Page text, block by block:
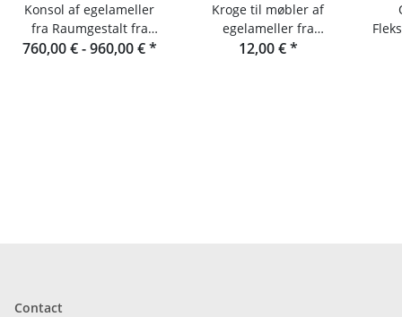
Konsol af egelameller
fra Raumgestalt fra
Schwarzwald
760,00 € -960,00 €*
Kroge til møbler af
egelameller fra
Raumgestalt
12,00 €*
Contact